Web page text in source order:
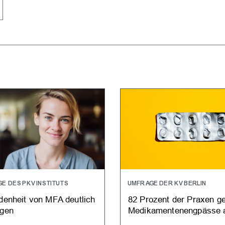
DES PKV INSTITUTS
von MFA deutlich
UMFRAGE DER KV BERLIN
82 Prozent der Praxen
Medikamentenengpässe